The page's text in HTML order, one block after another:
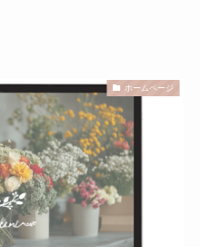
ホームページ